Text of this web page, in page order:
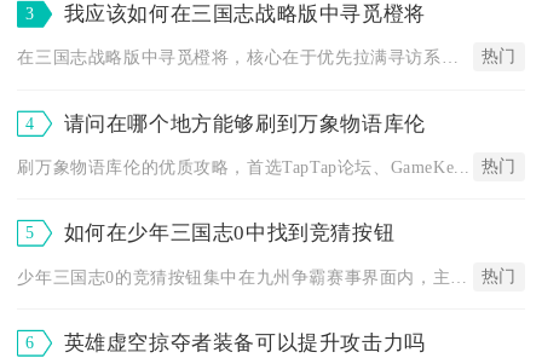
3 我应该如何在三国志战略版中寻觅橙将
热门
4 请问在哪个地方能够刷到万象物语库伦
刷万象物语库伦的优质攻略，首选TapTap论坛、GameKe... 热门
5 如何在少年三国志0中找到竞猜按钮
热门
6 英雄虚空掠夺者装备可以提升攻击力吗